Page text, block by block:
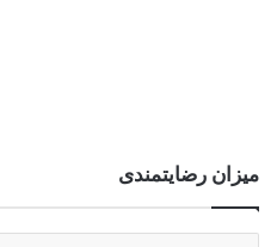
میزان رضایتمندی